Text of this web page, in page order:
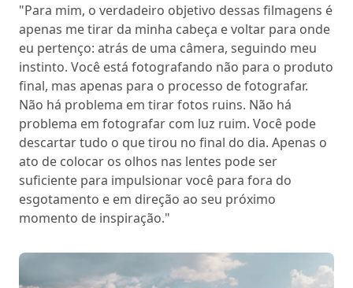
"Para mim, o verdadeiro objetivo dessas filmagens é
apenas me tirar da minha cabeça e voltar para onde
eu pertenço: atrás de uma câmera, seguindo meu
instinto. Você está fotografando não para o produto
final, mas apenas para o processo de fotografar.
Não há problema em tirar fotos ruins. Não há
problema em fotografar com luz ruim. Você pode
descartar tudo o que tirou no final do dia. Apenas o
ato de colocar os olhos nas lentes pode ser
suficiente para impulsionar você para fora do
esgotamento e em direção ao seu próximo
momento de inspiração."